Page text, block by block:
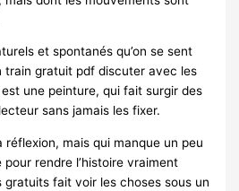
et spontanés qu’on se sent
train gratuit pdf discuter avec les
est une peinture, qui fait surgir des
sans jamais les fixer.
réflexion, mais qui manque un peu
rendre l’histoire vraiment
gratuits fait voir les choses sous un